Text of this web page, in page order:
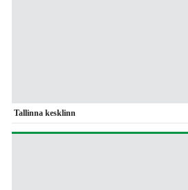
Tallinna kesklinn